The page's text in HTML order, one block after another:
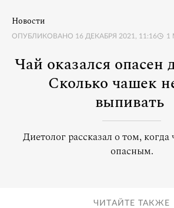
Новости
ОПУБЛИКОВАНО 16 ДЕКАБРЯ 2021, 11:16 1
Чай оказался опасен
Сколько чашек
выпивать
Диетолог рассказал о том, когда
опасным.
ЧИТАЙТЕ ТАКЖЕ